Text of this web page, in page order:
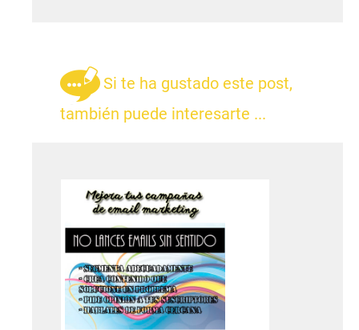
Si te ha gustado este post,
también puede interesarte ...